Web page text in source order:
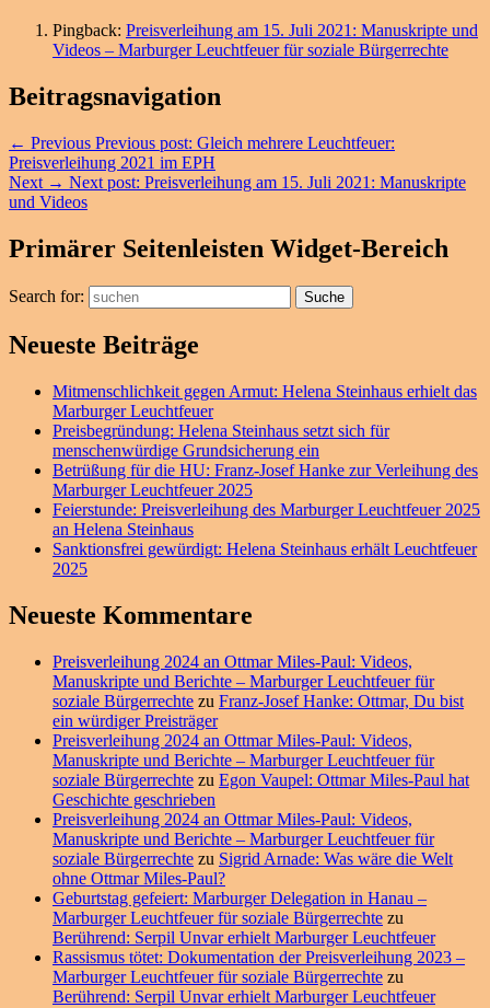
Pingback: Preisverleihung am 15. Juli 2021: Manuskripte und
Videos – Marburger Leuchtfeuer für soziale Bürgerrechte
Beitragsnavigation
← Previous Previous post: Gleich mehrere Leuchtfeuer:
Preisverleihung 2021 im EPH
Next → Next post: Preisverleihung am 15. Juli 2021: Manuskripte
und Videos
Primärer Seitenleisten Widget-Bereich
Search for: Suche
Neueste Beiträge
Mitmenschlichkeit gegen Armut: Helena Steinhaus erhielt das
Marburger Leuchtfeuer
Preisbegründung: Helena Steinhaus setzt sich für
menschenwürdige Grundsicherung ein
Betrüßung für die HU: Franz-Josef Hanke zur Verleihung des
Marburger Leuchtfeuer 2025
Feierstunde: Preisverleihung des Marburger Leuchtfeuer 2025
an Helena Steinhaus
Sanktionsfrei gewürdigt: Helena Steinhaus erhält Leuchtfeuer
2025
Neueste Kommentare
Preisverleihung 2024 an Ottmar Miles-Paul: Videos,
Manuskripte und Berichte – Marburger Leuchtfeuer für
soziale Bürgerrechte zu Franz-Josef Hanke: Ottmar, Du bist
ein würdiger Preisträger
Preisverleihung 2024 an Ottmar Miles-Paul: Videos,
Manuskripte und Berichte – Marburger Leuchtfeuer für
soziale Bürgerrechte zu Egon Vaupel: Ottmar Miles-Paul hat
Geschichte geschrieben
Preisverleihung 2024 an Ottmar Miles-Paul: Videos,
Manuskripte und Berichte – Marburger Leuchtfeuer für
soziale Bürgerrechte zu Sigrid Arnade: Was wäre die Welt
ohne Ottmar Miles-Paul?
Geburtstag gefeiert: Marburger Delegation in Hanau –
Marburger Leuchtfeuer für soziale Bürgerrechte zu
Berührend: Serpil Unvar erhielt Marburger Leuchtfeuer
Rassismus tötet: Dokumentation der Preisverleihung 2023 –
Marburger Leuchtfeuer für soziale Bürgerrechte zu
Berührend: Serpil Unvar erhielt Marburger Leuchtfeuer